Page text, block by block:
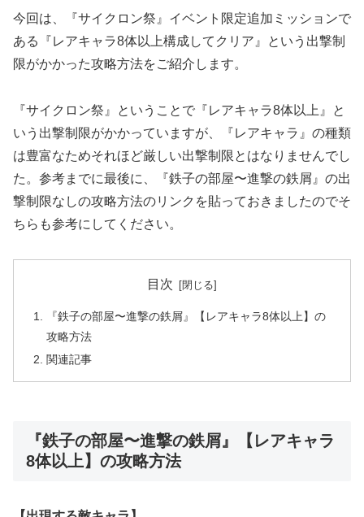
今回は、『サイクロン祭』イベント限定追加ミッションで
ある『レアキャラ8体以上構成してクリア』という出撃制
限がかかった攻略方法をご紹介します。
『サイクロン祭』ということで『レアキャラ8体以上』と
いう出撃制限がかかっていますが、『レアキャラ』の種類
は豊富なためそれほど厳しい出撃制限とはなりませんでし
た。参考までに最後に、『鉄子の部屋〜進撃の鉄屑』の出
撃制限なしの攻略方法のリンクを貼っておきましたのでそ
ちらも参考にしてください。
目次
『鉄子の部屋〜進撃の鉄屑』【レアキャラ8体以上】の
攻略方法
関連記事
『鉄子の部屋〜進撃の鉄屑』【レアキャラ
8体以上】の攻略方法